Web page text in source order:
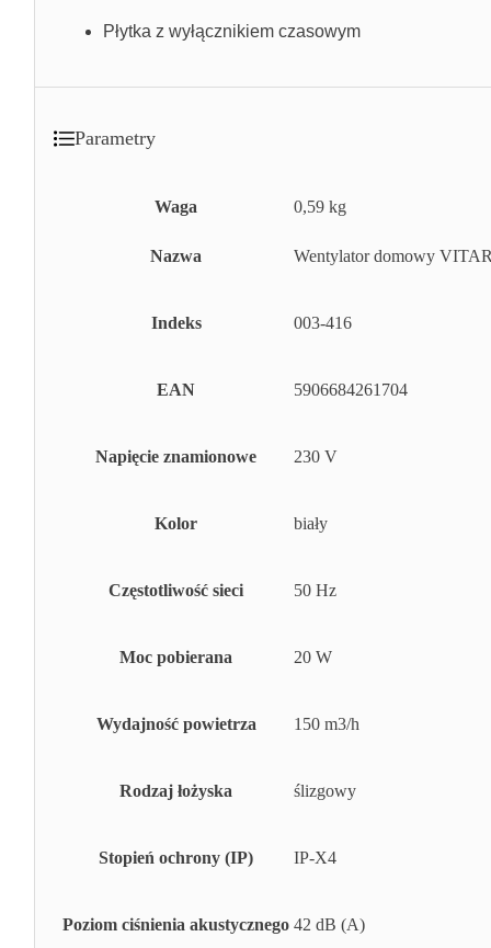
Płytka z wyłącznikiem czasowym
Parametry
Waga 0,59 kg
Nazwa Wentylator domowy
Indeks 003-416
EAN 5906684261704
Napięcie znamionowe 230 V
Kolor biały
Częstotliwość sieci 50 Hz
Moc pobierana 20 W
Wydajność powietrza 150 m3/h
Rodzaj łożyska ślizgowy
Stopień ochrony (IP) IP-X4
Poziom ciśnienia akustycznego 42 dB (A)